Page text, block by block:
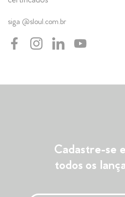
siga @sloul.com.br
Cadastre-se
todos os